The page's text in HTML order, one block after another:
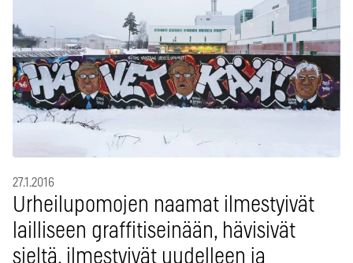
27.1.2016
Urheilupomojen naamat ilmestyivät
lailliseen graffitiseinään, hävisivät
sieltä, ilmestyivät uudelleen ja